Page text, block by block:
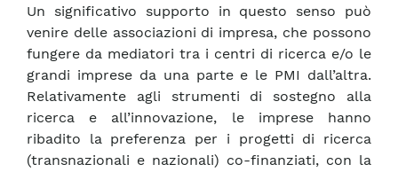
Un significativo supporto in questo senso può
venire delle associazioni di impresa, che possono
fungere da mediatori tra i centri di ricerca e/o le
grandi imprese da una parte e le PMI dall’altra.
Relativamente agli strumenti di sostegno alla
ricerca e all’innovazione, le imprese hanno
ribadito la preferenza per i progetti di ricerca
(transnazionali e nazionali) co-finanziati, con la